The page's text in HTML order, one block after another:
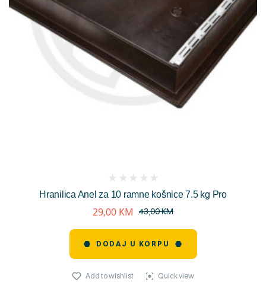
Hranilica Anel za 10 ramne košnice 7.5 kg Pro
reviews)
43,00KM
29,00 KM
DODAJ U KORPU
Add to wishlist Quick view